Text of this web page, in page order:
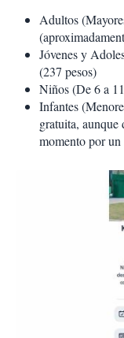
Adultos
Jóvenes y
(237 pesos)
Niños (De 6 a
Infantes
gratuita, aunque
momento por